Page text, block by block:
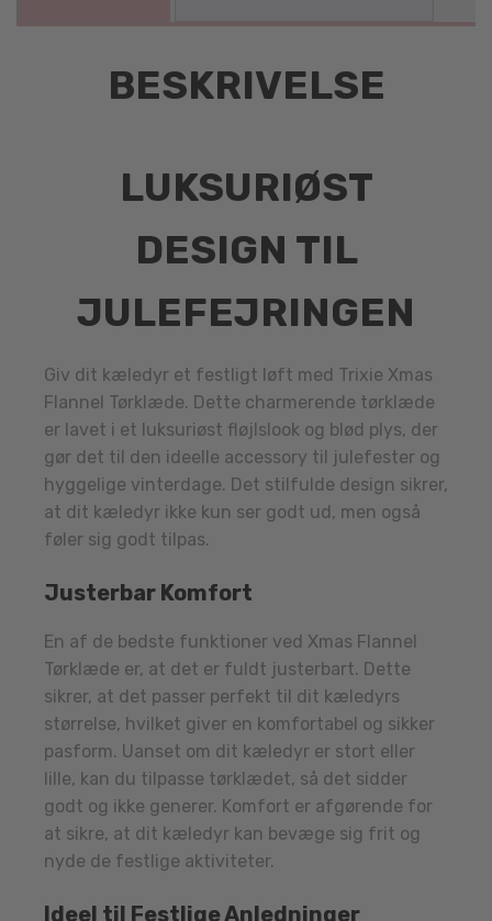
BESKRIVELSE
LUKSURIØST
DESIGN TIL
JULEFEJRINGEN
Giv dit kæledyr et festligt løft med Trixie Xmas
Flannel Tørklæde. Dette charmerende tørklæde
er lavet i et luksuriøst fløjlslook og blød plys, der
gør det til den ideelle accessory til julefester og
hyggelige vinterdage. Det stilfulde design sikrer,
at dit kæledyr ikke kun ser godt ud, men også
føler sig godt tilpas.
Justerbar Komfort
En af de bedste funktioner ved Xmas Flannel
Tørklæde er, at det er fuldt justerbart. Dette
sikrer, at det passer perfekt til dit kæledyrs
størrelse, hvilket giver en komfortabel og sikker
pasform. Uanset om dit kæledyr er stort eller
lille, kan du tilpasse tørklædet, så det sidder
godt og ikke generer. Komfort er afgørende for
at sikre, at dit kæledyr kan bevæge sig frit og
nyde de festlige aktiviteter.
Ideel til Festlige Anledninger